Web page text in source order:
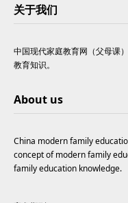
关于我们
中国现代家庭教育网（父母课
教育知识。
About us
China modern family
concept of modern family
family education knowledge.